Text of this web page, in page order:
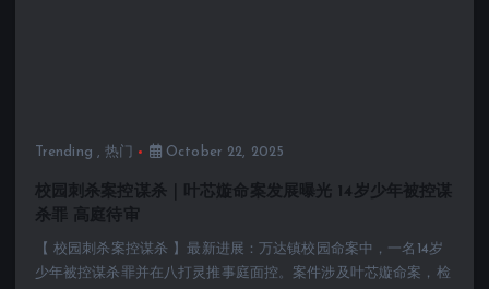
Trending ,热门 October 22, 2025
校园刺杀案控谋杀｜叶芯嫙命案发展曝光 14岁少年被控谋
杀罪 高庭待审
【 校园刺杀案控谋杀 】最新进展：万达镇校园命案中，一名14岁
少年被控谋杀罪并在八打灵推事庭面控。案件涉及叶芯嫙命案，检